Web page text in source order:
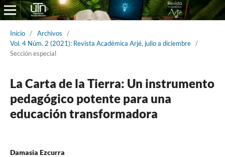
Inicio / Archivos
/
Vol. 4 Núm. 2 (2021): Revista Académica Arjé, julio a diciembre /
Sección especial
La Carta de la Tierra: Un instrumento
pedagógico potente para una
educación transformadora
Damasia Ezcurra